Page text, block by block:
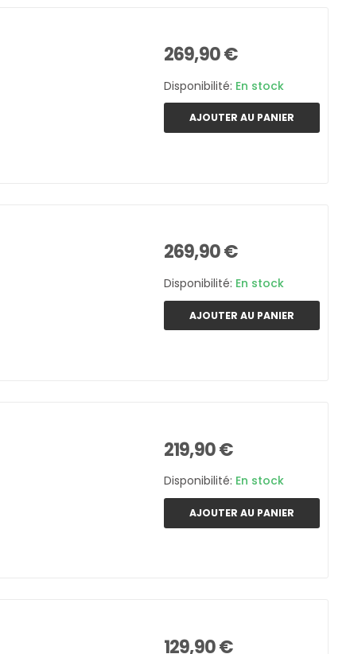
269,90 €
Disponibilité: En stock
AJOUTER AU PANIER
269,90 €
Disponibilité: En stock
AJOUTER AU PANIER
219,90 €
Disponibilité: En stock
AJOUTER AU PANIER
129,90 €